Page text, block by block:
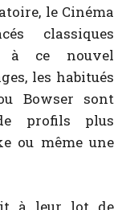
le Cinéma
classiques
à ce nouvel
les habitués
Bowser sont
profils plus
ou même une
à leur lot de